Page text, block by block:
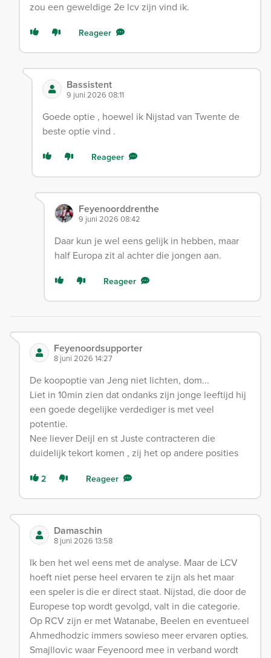
zou een geweldige 2e lcv zijn vind ik.
Reageer
Bassistent
9 juni 2026 08:11
Goede optie , hoewel ik Nijstad van Twente de
beste optie vind .
Reageer
Feyenoorddrenthe
9 juni 2026 08:42
Daar kun je wel eens gelijk in hebben, maar
half Europa zit al achter die jongen aan.
Reageer
Feyenoordsupporter
8 juni 2026 14:27
De koopoptie van Jeng niet lichten, dom...
Liet in 10min zien dat ondanks zijn jonge leeftijd hij
een goede degelijke verdediger is met veel
potentie.
Nee liever Deijl en st Juste contracteren die
duidelijk tekort komen , zij het op andere posities
2 Reageer
Damaschin
8 juni 2026 13:58
Ik ben het wel eens met de analyse. Maar de LCV
hoeft niet perse heel ervaren te zijn als het maar
een speler is die er direct staat. Nijstad, die door de
Europese top wordt gevolgd, valt in die categorie.
Op RCV zijn er met Watanabe, Beelen en eventueel
Ahmedhodzic immers sowieso meer ervaren opties.
Smajllovic waar Feyenoord mee in verband wordt